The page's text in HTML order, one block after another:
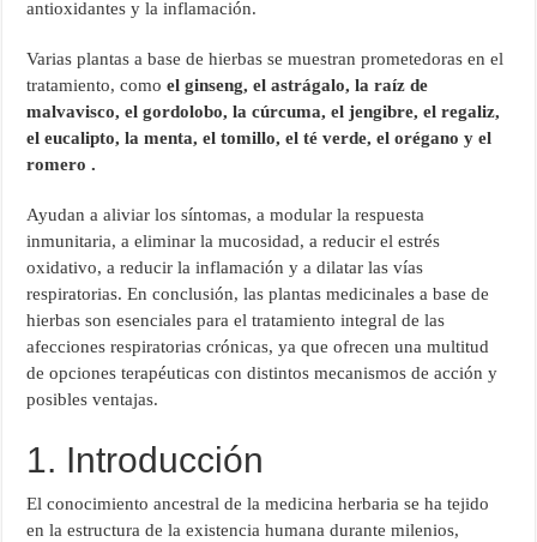
antioxidantes y la inflamación.
Varias plantas a base de hierbas se muestran prometedoras en el
tratamiento, comoel ginseng, el astrágalo, la raíz de
malvavisco, el gordolobo, la cúrcuma, el jengibre, el regaliz,
el eucalipto, la menta, el tomillo, el té verde, el orégano y el
romero .
Ayudan a aliviar los síntomas, a modular la respuesta
inmunitaria, a eliminar la mucosidad, a reducir el estrés
oxidativo, a reducir la inflamación y a dilatar las vías
respiratorias. En conclusión, las plantas medicinales a base de
hierbas son esenciales para el tratamiento integral de las
afecciones respiratorias crónicas, ya que ofrecen una multitud
de opciones terapéuticas con distintos mecanismos de acción y
posibles ventajas.
1. Introducción
El conocimiento ancestral de la medicina herbaria se ha tejido
en la estructura de la existencia humana durante milenios,